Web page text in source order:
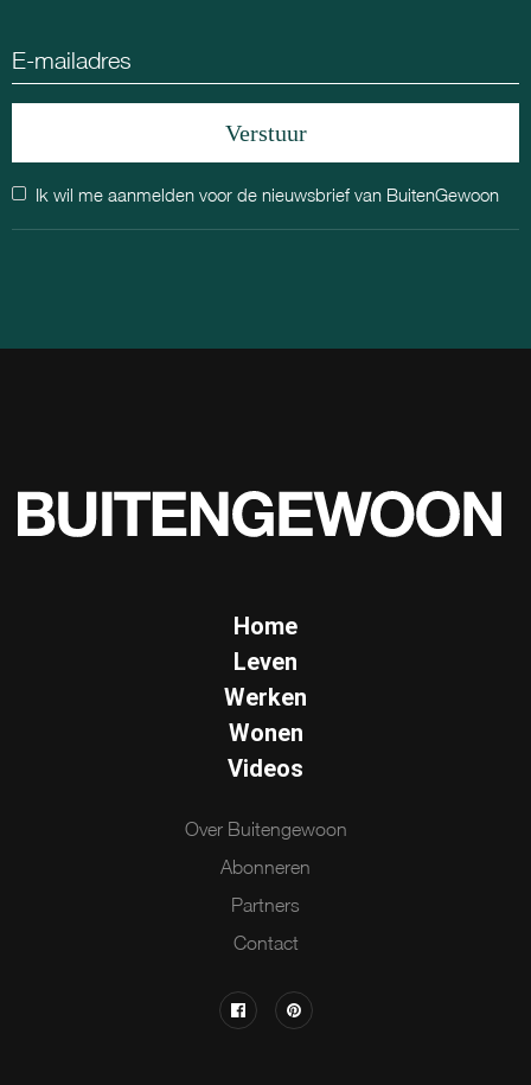
Ik wil me aanmelden voor de nieuwsbrief van BuitenGewoon
Home
Leven
Werken
Wonen
Videos
Over Buitengewoon
Abonneren
Partners
Contact